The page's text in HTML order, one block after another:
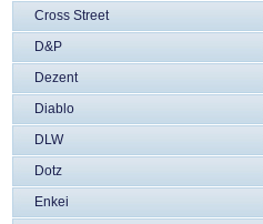
Cross Street
D&P
Dezent
Diablo
DLW
Dotz
Enkei